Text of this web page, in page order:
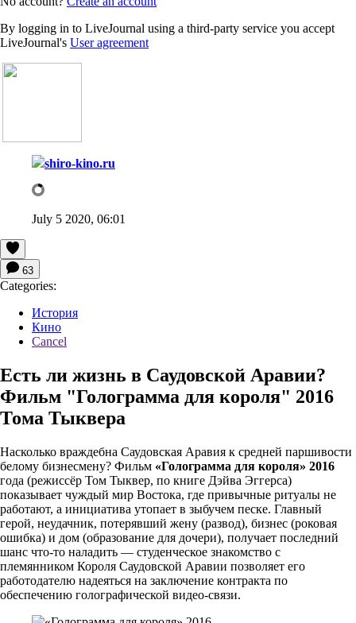
By logging in to LiveJournal using a third-party service you accept
LiveJournal's User agreement
shiro-kino.ru
July 5 2020, 06:01
63
Categories:
История
Кино
Cancel
Есть ли жизнь в Саудовской Аравии?
Фильм "Голограмма для короля" 2016
Тома Тыквера
Насколько враждебна Саудовская Аравия к средней паршивости
белому бизнесмену? Фильм «Голограмма для короля» 2016
года (режиссёр Том Тыквер, по книге Дэйва Эггерса)
показывает чуждый мир Востока, где привычные ритуалы не
работают, а инициатива утопает в зыбучем песке. Главный
герой, неудачник, потерявший жену (развод), бизнес (роковая
ошибка) и дом (образование для дочери), получает последний
шанс что-то наладить — студенческое знакомство с
племянником Короля Саудовской Аравии позволяет его
работодателю надеяться на заключение контракта по
обеспечению голографической видео-связи.